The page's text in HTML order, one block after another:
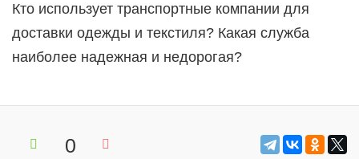
Кто использует транспортные компании для
доставки одежды и текстиля? Какая служба
наиболее надежная и недорогая?
0